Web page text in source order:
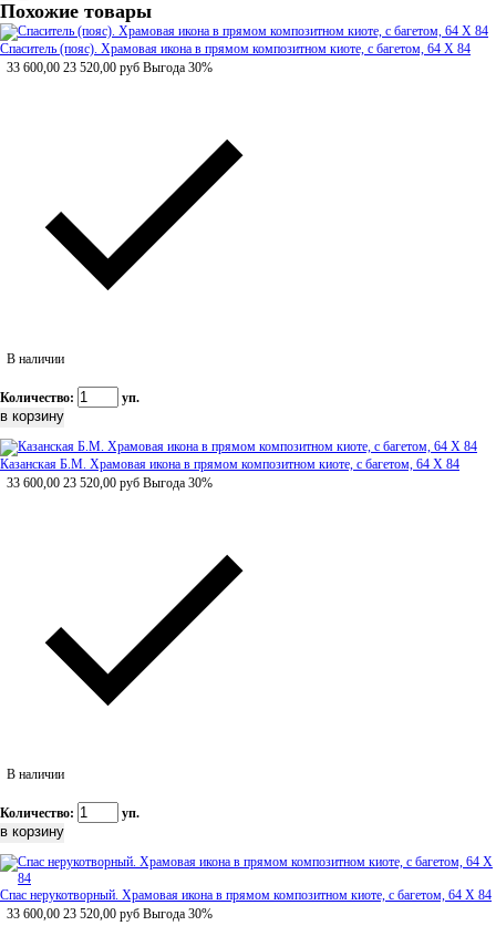
Похожие товары
Спаситель (пояс). Храмовая икона в прямом композитном киоте, с багетом, 64 Х 84
33 600,00 23 520,00 руб Выгода 30%
В наличии
Количество: уп.
Казанская Б.М. Храмовая икона в прямом композитном киоте, с багетом, 64 Х 84
33 600,00 23 520,00 руб Выгода 30%
В наличии
Количество: уп.
Спас нерукотворный. Храмовая икона в прямом композитном киоте, с багетом, 64 Х 84
33 600,00 23 520,00 руб Выгода 30%